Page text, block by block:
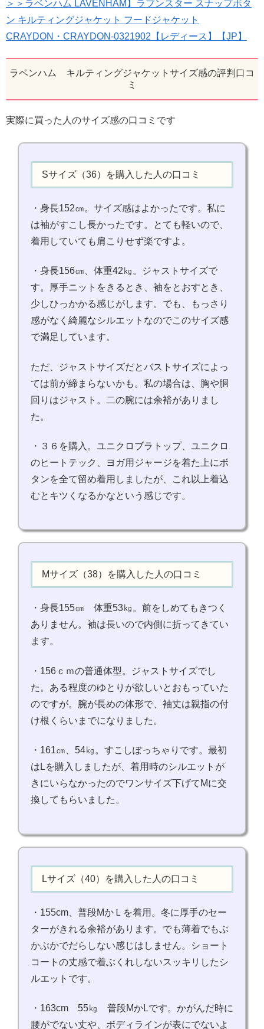
＞＞ラベンハム LAVENHAM】ラブンスター スナップボタ
ン キルティングジャケット フードジャケット
CRAYDON・CRAYDON-0321902【レディース】【JP】
ラベンハム キルティングジャケットサイズ感の評判口コ
ミ
実際に買った人のサイズ感の口コミです
Sサイズ（36）を購入した人の口コミ
・身長152㎝。サイズ感はよかったです。私に
は袖がすこし長かったです。とても軽いので、
着用していても肩こりせず楽ですよ。
・身長156㎝、体重42㎏。ジャストサイズで
す。厚手ニットをきるとき、袖をとおすとき、
少しひっかかる感じがします。でも、もっさり
感がなく綺麗なシルエットなのでこのサイズ感
で満足しています。
ただ、ジャストサイズだとバストサイズによっ
ては前が締まらないかも。私の場合は、胸や胴
回りはジャスト。二の腕には余裕がありまし
た。
・３６を購入。ユニクロブラトップ、ユニクロ
のヒートテック、ヨガ用ジャージを着た上にボ
タンを全て留め着用しましたが、これ以上着込
むとキツくなるかなという感じです。
Mサイズ（38）を購入した人の口コミ
・身長155㎝ 体重53㎏。前をしめてもきつく
ありません。袖は長いので内側に折ってきてい
ます。
・156ｃｍの普通体型。ジャストサイズでし
た。ある程度のゆとりが欲しいとおもっていた
のですが。腕が長めの体形で、袖丈は親指の付
け根くらいまでになりました。
・161㎝、54㎏。すこしぽっちゃりです。最初
はLを購入しましたが、着用時のシルエットが
きにいらなかったのでワンサイズ下げてMに交
換してもらいました。
Lサイズ（40）を購入した人の口コミ
・155cm、普段MかＬを着用。冬に厚手のセー
ターがきれる余裕があります。でも薄着でもぶ
かぶかでだらしない感じはしません。ショート
コートの丈感で着ぶくれしないスッキリしたシ
ルエットです。
・163cm 55㎏ 普段MかLです。かがんだ時に
腰がでない丈や、ボディラインが表にでないよ